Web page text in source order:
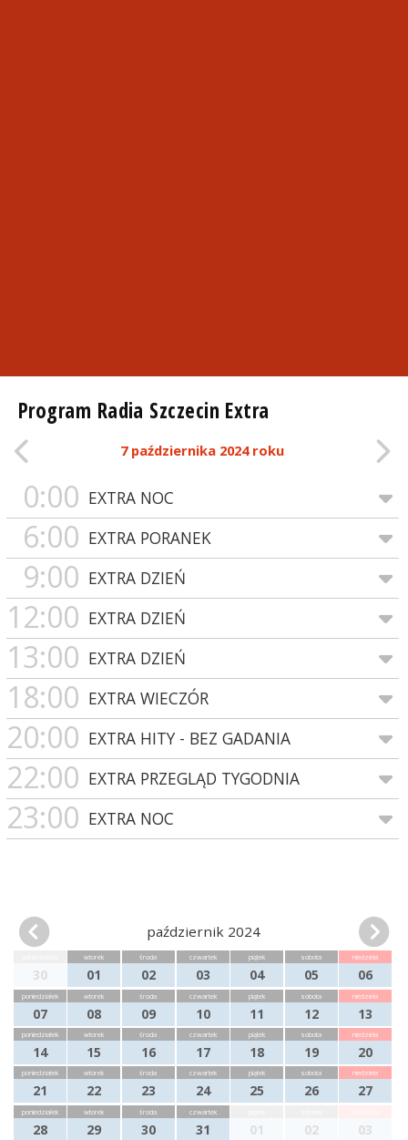
Program Radia Szczecin Extra
7 października 2024 roku
0:00 EXTRA NOC
6:00 EXTRA PORANEK
9:00 EXTRA DZIEŃ
12:00 EXTRA DZIEŃ
13:00 EXTRA DZIEŃ
18:00 EXTRA WIECZÓR
20:00 EXTRA HITY - BEZ GADANIA
22:00 EXTRA PRZEGLĄD TYGODNIA
23:00 EXTRA NOC
październik 2024
30
wtorek
01
środa
02
czwartek
03
piątek
04
sobota
05
niedziela
06
poniedziałek
07
wtorek
08
środa
09
czwartek
10
piątek
11
sobota
12
niedziela
13
poniedziałek
14
wtorek
15
środa
16
czwartek
17
piątek
18
sobota
19
niedziela
20
poniedziałek
21
wtorek
22
środa
23
czwartek
24
piątek
25
sobota
26
niedziela
27
poniedziałek
28
wtorek
29
środa
30
czwartek
31 01 02 03